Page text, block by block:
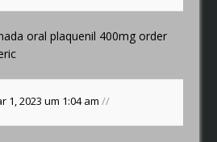
oral plaquenil 400mg order
1, 2023 um 1:04 am//